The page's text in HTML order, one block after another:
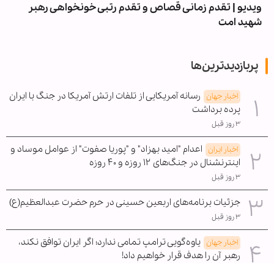
ویدیو | تقدم زمانی قصاص و تقدم رتبی خونخواهی رهبر
شهید امت
پربازدیدترین‌ها
اخبار جهان رسانه آمریکایی از تلفات ارتش آمریکا در جنگ با ایران
پرده برداشت
۳ روز قبل
اخبار ایران اعدام "امید بهزاد" و "پوریا صفوت" از عوامل موساد و
اینترنشنال در جنگ‌های ۱۲ روزه و ۴۰ روزه
۳ روز قبل
جزئیات برنامه‌های اربعین حسینی در حرم حضرت عبدالعظیم(ع)
۳ روز قبل
اخبار جهان یاوه‌گویی ترامپ تمامی ندارد؛ اگر ایران توافق نکند،
رهبر آن را هدف قرار خواهیم داد!